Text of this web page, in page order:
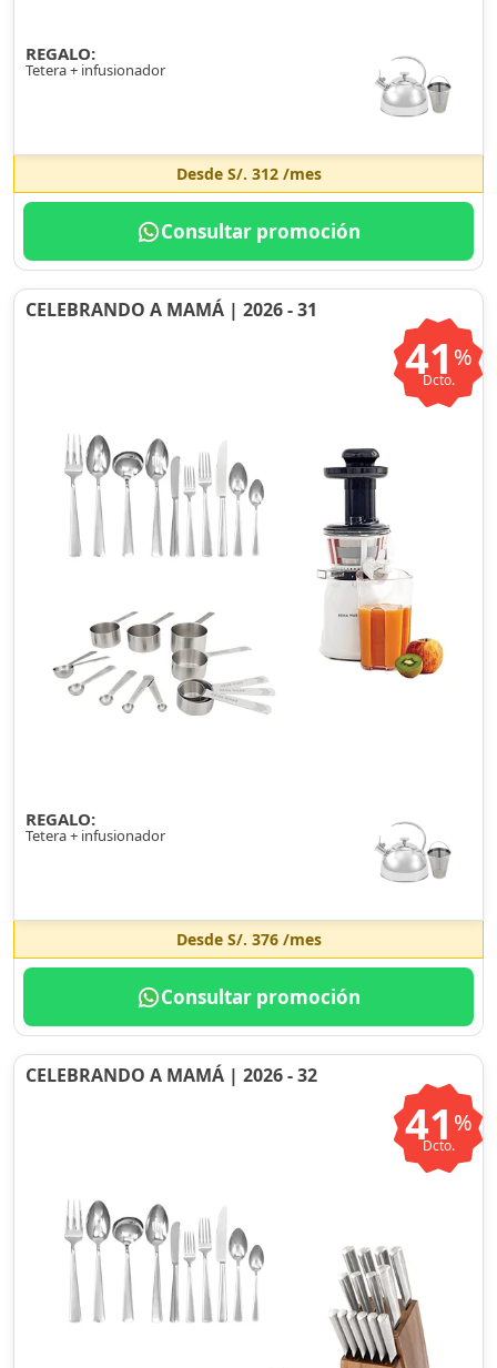
REGALO:
Tetera + infusionador
Desde S/. 312/mes
Consultar promoción
CELEBRANDO A MAMÁ | 2026 - 31
41 %
Dcto.
REGALO:
Tetera + infusionador
Desde S/. 376/mes
Consultar promoción
CELEBRANDO A MAMÁ | 2026 - 32
41 %
Dcto.